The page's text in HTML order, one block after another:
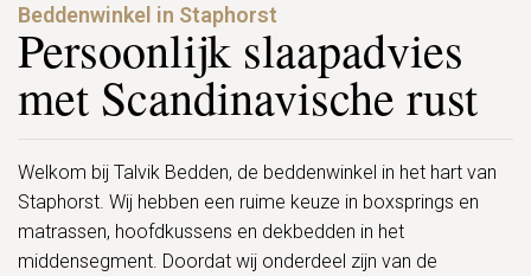
Beddenwinkel in Staphorst
Persoonlijk slaapadvies
met Scandinavische rust
Welkom bij Talvik Bedden, de beddenwinkel in het hart van
Staphorst. Wij hebben een ruime keuze in boxsprings en
matrassen, hoofdkussens en dekbedden in het
middensegment. Doordat wij onderdeel zijn van de